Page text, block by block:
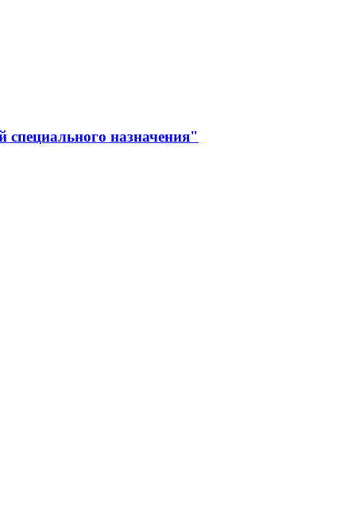
специального назначения"